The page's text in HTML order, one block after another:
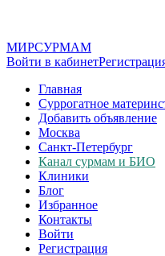
МИРСУРМАМ
Войти в кабинет
Главная
Суррогатное
Добавить объявление
Москва
Санкт-Петербург
Канал сурмам и БИО
Клиники
Блог
Избранное
Контакты
Войти
Регистрация